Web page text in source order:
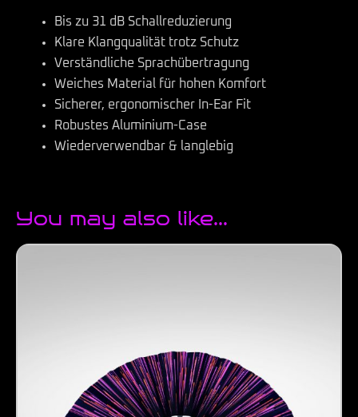
Bis zu 31 dB Schallreduzierung
Klare Klangqualität trotz Schutz
Verständliche Sprachübertragung
Weiches Material für hohen Komfort
Sicherer, ergonomischer In-Ear Fit
Robustes Aluminium-Case
Wiederverwendbar & langlebig
You may also like…